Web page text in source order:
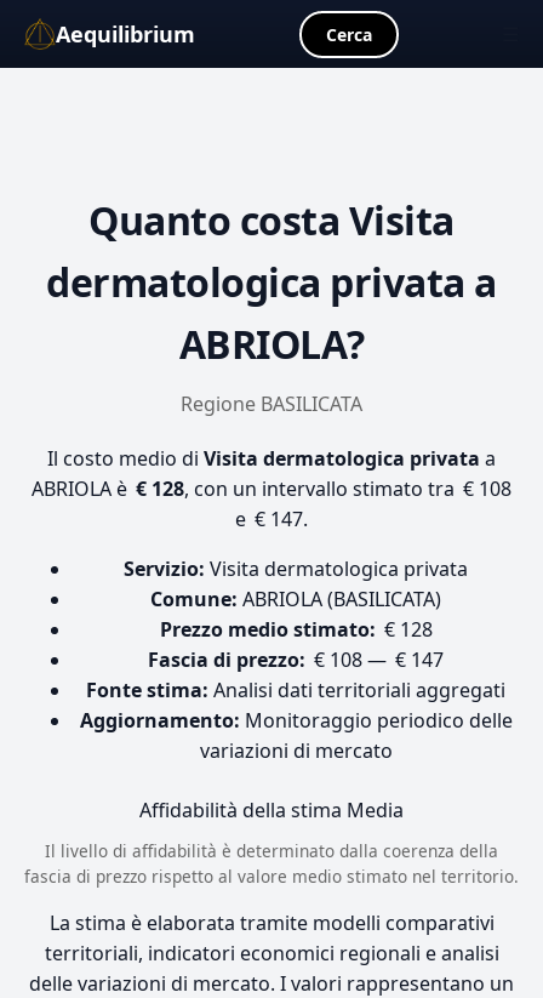
Aequilibrium Cerca
Quanto costa Visita
dermatologica privata a
ABRIOLA?
Regione BASILICATA
Il costo medio di Visita dermatologica privata a
ABRIOLA è € 128, con un intervallo stimato tra € 108
e € 147.
Servizio: Visita dermatologica privata
Comune: ABRIOLA (BASILICATA)
Prezzo medio stimato: € 128
Fascia di prezzo: € 108 — € 147
Fonte stima: Analisi dati territoriali aggregati
Aggiornamento: Monitoraggio periodico delle
variazioni di mercato
Affidabilità della stima Media
Il livello di affidabilità è determinato dalla coerenza della
fascia di prezzo rispetto al valore medio stimato nel territorio.
La stima è elaborata tramite modelli comparativi
territoriali, indicatori economici regionali e analisi
delle variazioni di mercato. I valori rappresentano un